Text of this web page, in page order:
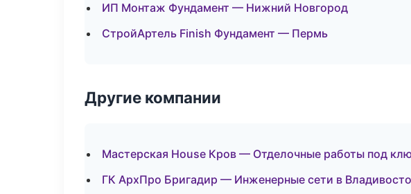
ИП Монтаж Фундамент — Нижний Новгород
СтройАртель Finish Фундамент — Пермь
Другие компании
Мастерская House Кров — Отделочные работы под
ГК АрхПро Бригадир — Инженерные сети в